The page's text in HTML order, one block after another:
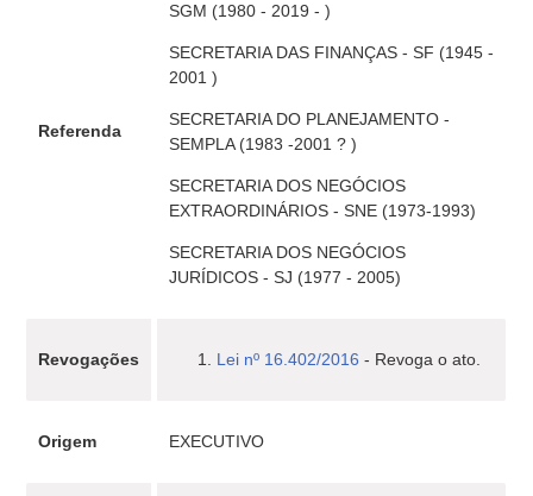
Referenda
SGM (1980 - 2019 - )
SECRETARIA DAS FINANÇAS - SF (1945 -
2001 )
SECRETARIA DO PLANEJAMENTO -
SEMPLA (1983 -2001 ? )
SECRETARIA DOS NEGÓCIOS
EXTRAORDINÁRIOS - SNE (1973-1993)
SECRETARIA DOS NEGÓCIOS
JURÍDICOS - SJ (1977 - 2005)
Revogações Lei nº 16.402/2016 - Revoga o ato.
Origem EXECUTIVO